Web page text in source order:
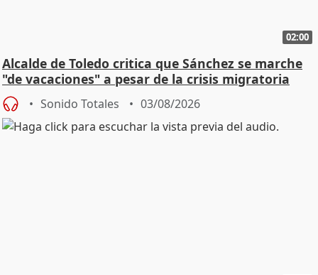
02:00
Alcalde de Toledo critica que Sánchez se marche
"de vacaciones" a pesar de la crisis migratoria
Sonido Totales 03/08/2026